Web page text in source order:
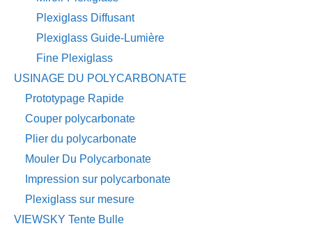
Plexiglass Diffusant
Plexiglass Guide-Lumière
Fine Plexiglass
USINAGE DU POLYCARBONATE
Prototypage Rapide
Couper polycarbonate
Plier du polycarbonate
Mouler Du Polycarbonate
Impression sur polycarbonate
Plexiglass sur mesure
VIEWSKY Tente Bulle